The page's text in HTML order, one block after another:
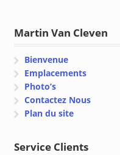
Martin Van Cleven
Bienvenue
Emplacements
Photo’s
Contactez Nous
Plan du site
Service Clients